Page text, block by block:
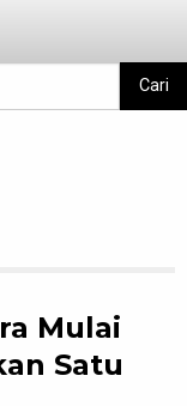
Cari
Mulai
Satu